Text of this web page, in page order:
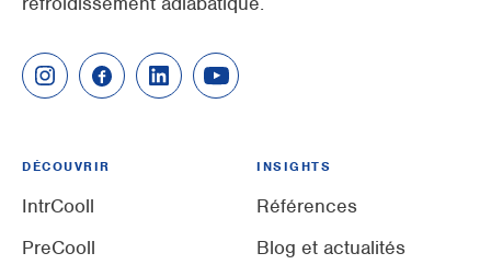
DÉCOUVRIR
IntrCooll
PreCooll
INSIGHTS
Références
Blog et actualités